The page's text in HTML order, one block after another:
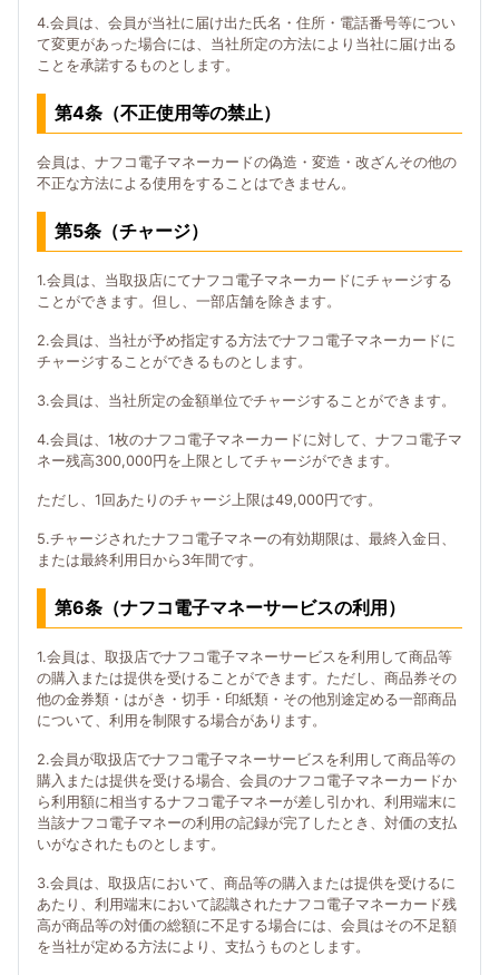
4.会員は、会員が当社に届け出た氏名・住所・電話番号等につい
て変更があった場合には、当社所定の方法により当社に届け出る
ことを承諾するものとします。
第4条（不正使用等の禁止）
会員は、ナフコ電子マネーカードの偽造・変造・改ざんその他の
不正な方法による使用をすることはできません。
第5条（チャージ）
1.会員は、当取扱店にてナフコ電子マネーカードにチャージする
ことができます。但し、一部店舗を除きます。
2.会員は、当社が予め指定する方法でナフコ電子マネーカードに
チャージすることができるものとします。
3.会員は、当社所定の金額単位でチャージすることができます。
4.会員は、1枚のナフコ電子マネーカードに対して、ナフコ電子マ
ネー残高300,000円を上限としてチャージができます。
ただし、1回あたりのチャージ上限は49,000円です。
5.チャージされたナフコ電子マネーの有効期限は、最終入金日、
または最終利用日から3年間です。
第6条（ナフコ電子マネーサービスの利用）
1.会員は、取扱店でナフコ電子マネーサービスを利用して商品等
の購入または提供を受けることができます。ただし、商品券その
他の金券類・はがき・切手・印紙類・その他別途定める一部商品
について、利用を制限する場合があります。
2.会員が取扱店でナフコ電子マネーサービスを利用して商品等の
購入または提供を受ける場合、会員のナフコ電子マネーカードか
ら利用額に相当するナフコ電子マネーが差し引かれ、利用端末に
当該ナフコ電子マネーの利用の記録が完了したとき、対価の支払
いがなされたものとします。
3.会員は、取扱店において、商品等の購入または提供を受けるに
あたり、利用端末において認識されたナフコ電子マネーカード残
高が商品等の対価の総額に不足する場合には、会員はその不足額
を当社が定める方法により、支払うものとします。